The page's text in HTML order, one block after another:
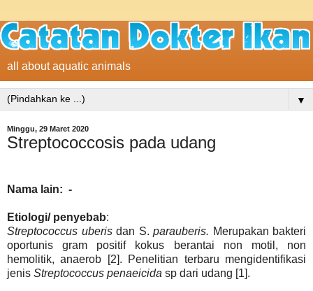
all about aquatic animals
▼
Minggu, 29 Maret 2020
Streptococcosis pada udang
Nama lain: -
Etiologi/ penyebab:
Streptococcus uberis dan S. parauberis. Merupakan bakteri
oportunis gram positif kokus berantai non motil, non
hemolitik, anaerob [2]. Penelitian terbaru mengidentifikasi
jenis Streptococcus penaeicida sp dari udang [1].